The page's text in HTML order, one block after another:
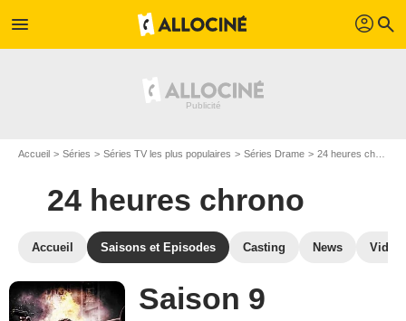
menu profil search
Accueil Séries Séries TV les plus populaires Séries Drame 24 heures chrono
24 heures chrono
Accueil Saisons et Episodes Casting News
Saison 9